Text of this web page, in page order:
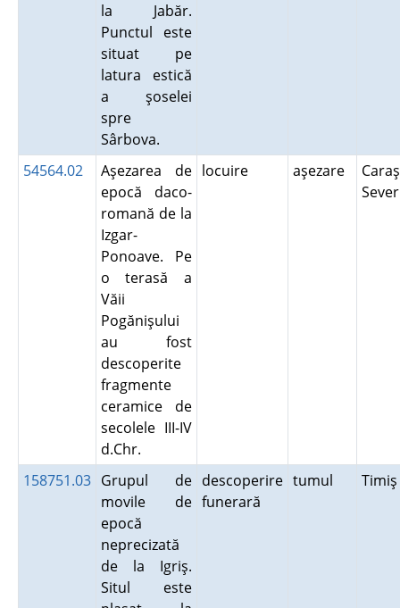
la Jabăr.
Punctul este
situat pe
latura estică
a şoselei
spre
Sârbova.
54564.02
Aşezarea de
epocă daco-
romană de la
Izgar-
Ponoave. Pe
o terasă a
Văii
Pogănişului
au fost
descoperite
fragmente
ceramice de
secolele III-IV
d.Chr.
locuire aşezare
158751.03 Grupul de
movile de
epocă
neprecizată
de la Igriş.
Situl este
descoperire
funerară
tumul